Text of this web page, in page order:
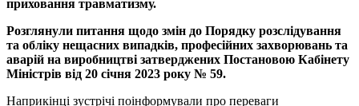
приховання травматизму.
Розглянули питання щодо змін до Порядку розслідування
та обліку нещасних випадків, професійних захворювань та
аварій на виробництві затверджених Постановою Кабінету
Міністрів від 20 січня 2023 року № 59.
Наприкінці зустрічі поінформували про переваги